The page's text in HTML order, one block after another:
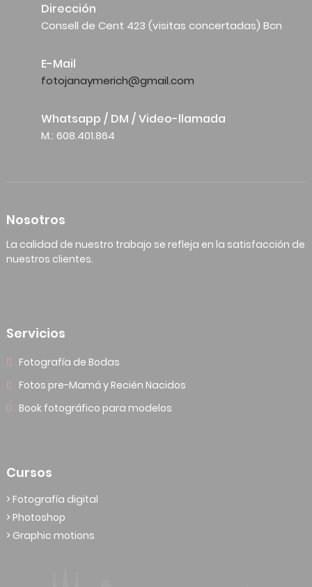
Dirección
Consell de Cent 423 (visitas concertadas) Bcn
E-Mail
fotojanaymerich@gmail.com
Whatsapp / DM / Video-llamada
M.: 608.401.864
Nosotros
La calidad de nuestro trabajo se refleja en la satisfacción de
nuestros clientes.
Servicios
Fotografía de Bodas
Fotos pre-Mamá y Recién Nacidos
Book fotográfico para modelos
Cursos
> Fotografía digital
> Photoshop
> Graphic motions